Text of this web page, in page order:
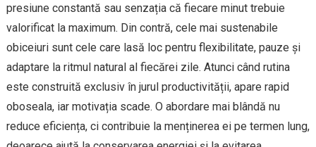
presiune constantă sau senzația că fiecare minut trebuie
valorificat la maximum. Din contră, cele mai sustenabile
obiceiuri sunt cele care lasă loc pentru flexibilitate, pauze și
adaptare la ritmul natural al fiecărei zile. Atunci când rutina
este construită exclusiv în jurul productivității, apare rapid
oboseala, iar motivația scade. O abordare mai blândă nu
reduce eficiența, ci contribuie la menținerea ei pe termen lung,